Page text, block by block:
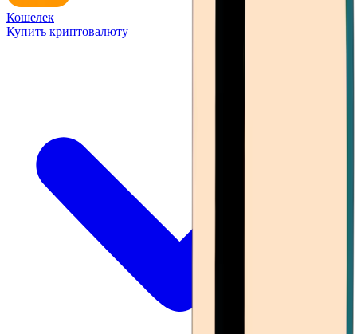
Кошелек
Купить криптовалюту